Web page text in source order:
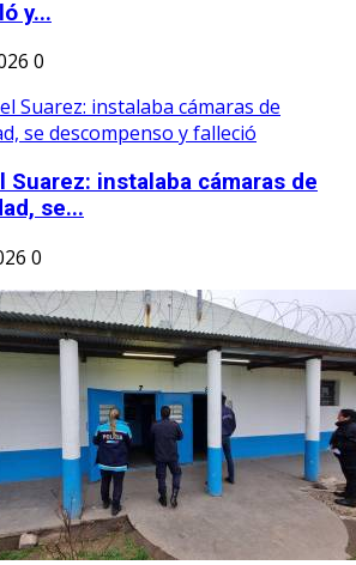
y...
0
Suarez: instalaba cámaras de
se...
0